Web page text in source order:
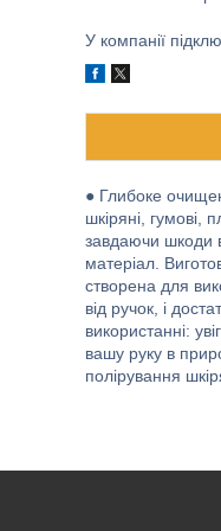
У компанії
● Глибоке
шкіряні, гумові,
завдаючи шкоди
матеріал.
створена для
від ручок, і
використанні:
вашу руку в
полірування